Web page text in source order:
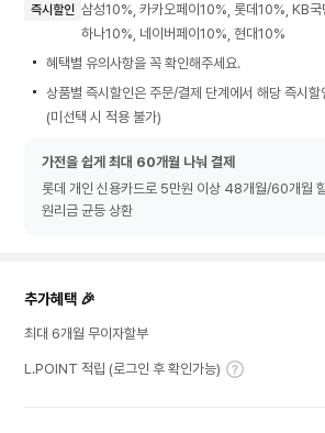
즉시할인 삼성10%, 카카오페이10%, 롯데10%, KB국
하나10%, 네이버페이10%, 현대10%
혜택별 유의사항을 꼭 확인해주세요.
상품별 즉시할인은 주문/결제 단계에서 해당 즉시
(미선택 시 적용 불가)
가전을 쉽게 최대 60개월 나눠 결제
롯데 개인 신용카드로 5만원 이상 48개월/60개월
원리금 균등 상환
추가혜택 🎉
최대 6개월 무이자할부
L.POINT 적립 (로그인 후 확인가능)